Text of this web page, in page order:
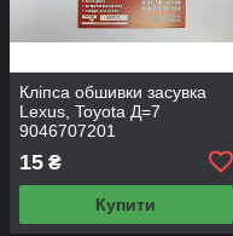
Кліпса обшивки засувка
Lexus, Toyota Д=7
9046707201
15 ₴
Купити